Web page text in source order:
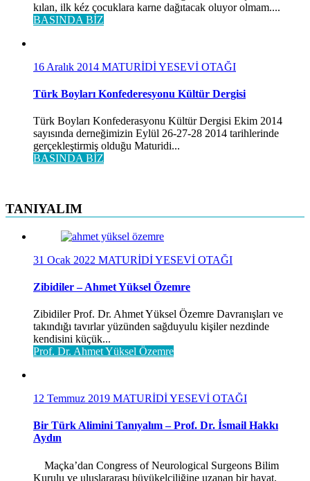
kılan, ilk kéz çocuklara karne dağıtacak oluyor olmam....
BASINDA BİZ
16 Aralık 2014 MATURİDİ YESEVİ OTAĞI
Türk Boyları Konfederesyonu Kültür Dergisi
Türk Boyları Konfederasyonu Kültür Dergisi Ekim 2014
sayısında derneğimizin Eylül 26-27-28 2014 tarihlerinde
gerçekleştirmiş olduğu Maturidi...
BASINDA BİZ
TANIYALIM
31 Ocak 2022 MATURİDİ YESEVİ OTAĞI
Zibidiler – Ahmet Yüksel Özemre
Zibidiler Prof. Dr. Ahmet Yüksel Özemre Davranışları ve
takındığı tavırlar yüzünden sağduyulu kişiler nezdinde
kendisini küçük...
Prof. Dr. Ahmet Yüksel Özemre
12 Temmuz 2019 MATURİDİ YESEVİ OTAĞI
Bir Türk Alimini Tanıyalım – Prof. Dr. İsmail Hakkı
Aydın
Maçka’dan Congress of Neurological Surgeons Bilim
Kurulu ve uluslararası büyükelçiliğine uzanan bir hayat.